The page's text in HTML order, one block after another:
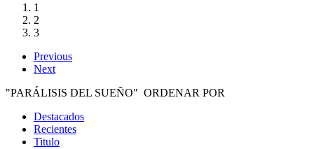
1
2
3
Previous
Next
"PARÁLISIS DEL SUEÑO" ORDENAR POR
Destacados
Recientes
Titulo